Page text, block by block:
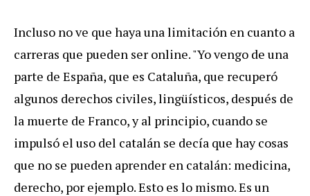
Incluso no ve que haya una limitación en cuanto a
carreras que pueden ser online. "Yo vengo de una
parte de España, que es Cataluña, que recuperó
algunos derechos civiles, lingüísticos, después de
la muerte de Franco, y al principio, cuando se
impulsó el uso del catalán se decía que hay cosas
que no se pueden aprender en catalán: medicina,
derecho, por ejemplo. Esto es lo mismo. Es un